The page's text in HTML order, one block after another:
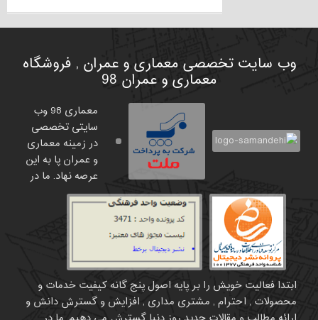
وب سایت تخصصی معماری و عمران , فروشگاه
معماری و عمران 98
معماری 98 وب
سایتی تخصصی
در زمینه معماری
و عمران پا به این
عرصه نهاد. ما در
ابتدا فعالیت خویش را بر پایه اصول پنج گانه کیفیت خدمات و
محصولات , احترام , مشتری مداری , افزایش و گسترش دانش و